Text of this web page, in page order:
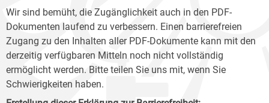
Wir sind bemüht, die Zugänglichkeit auch in den PDF-
Dokumenten laufend zu verbessern. Einen barrierefreien
Zugang zu den Inhalten aller PDF-Dokumente kann mit den
derzeitig verfügbaren Mitteln noch nicht vollständig
ermöglicht werden. Bitte teilen Sie uns mit, wenn Sie
Schwierigkeiten haben.